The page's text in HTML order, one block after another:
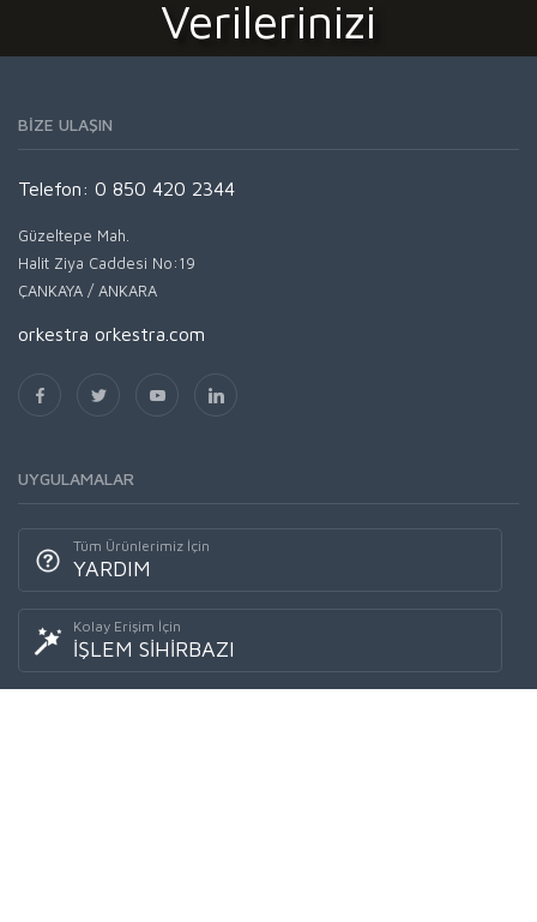
Orkestra İş Zekası
Verilerinizi
Görselleştirin
BİZE ULAŞIN
Güzeltepe Mah.
Halit Ziya Caddesi No:19
ÇANKAYA / ANKARA
orkestra orkestra.com